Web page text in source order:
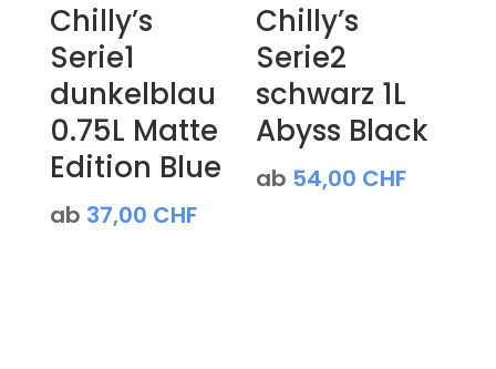
Chilly’s
Serie1
dunkelblau
0.75L Matte
Edition Blue
ab 37,00 CHF
Chilly’s
Serie2
schwarz 1L
Abyss Black
ab 54,00 CHF